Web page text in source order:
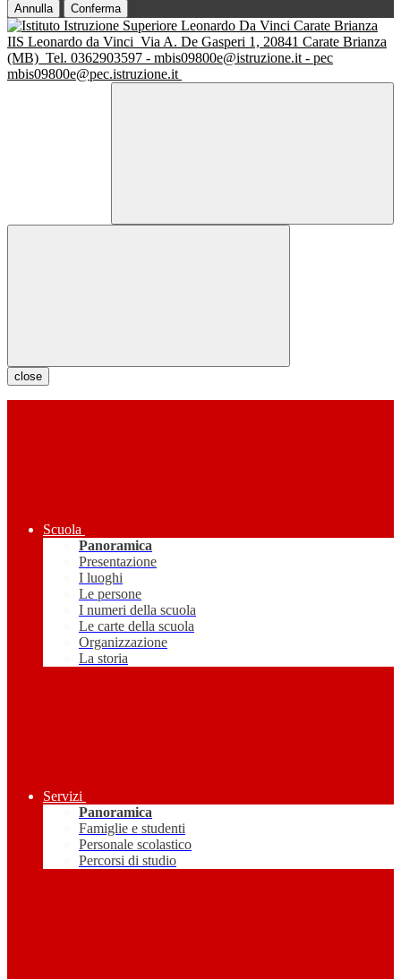
Annulla Conferma
IIS Leonardo da Vinci Via A. De Gasperi 1, 20841 Carate Brianza
(MB) Tel. 0362903597 - mbis09800e@istruzione.it - pec
mbis09800e@pec.istruzione.it
close
Scuola
Panoramica
Presentazione
I luoghi
Le persone
I numeri della scuola
Le carte della scuola
Organizzazione
La storia
Servizi
Panoramica
Famiglie e studenti
Personale scolastico
Percorsi di studio